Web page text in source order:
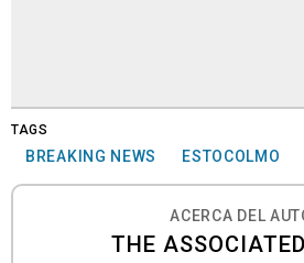
TAGS
BREAKING NEWS ESTOCOLMO
ACERCA DEL
THE